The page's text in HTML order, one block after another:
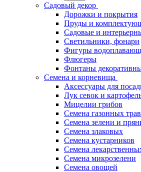
Садовый декор
Дорожки и покрытия
Пруды и
Садовые и
Светильники, фонари
Фигуры
Флюгеры
Фонтаны
Семена и корневища
Аксессуары для
Лук севок и
Мицелии грибов
Семена газонных трав
Семена зелени и
Семена злаковых
Семена кустарников
Семена
Семена микрозелени
Семена овощей